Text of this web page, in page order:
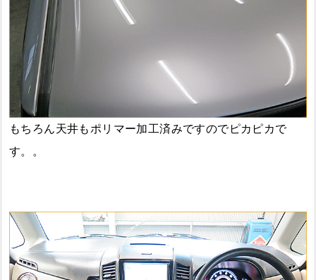
もちろん天井もポリマー加工済みですのでピカピカで
す。。